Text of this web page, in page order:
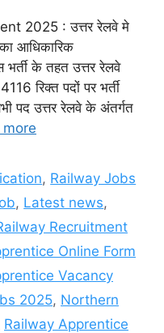
2025 : उत्तर रेलवे मे
आधिकारिक
भर्ती के तहत उत्तर रेलवे
रिक्त पदों पर भर्ती
पद उत्तर रेलवे के अंतर्गत
more
, Railway Jobs
, Latest news,
Recruitment
Online Form
Vacancy
2025, Northern
Railway Apprentice